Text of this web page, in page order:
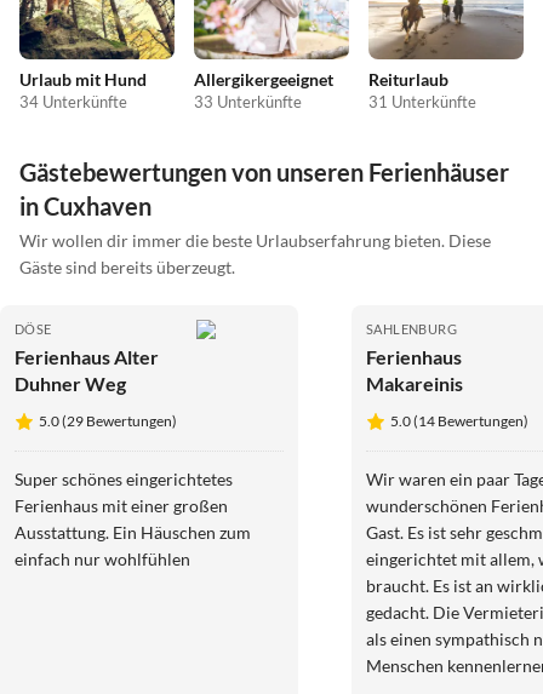
Urlaub mit Hund
34 Unterkünfte
Allergikergeeignet
33 Unterkünfte
Reiturlaub
31 Unterkünfte
Gästebewertungen von unseren Ferienhäuser
in Cuxhaven
Wir wollen dir immer die beste Urlaubserfahrung bieten. Diese
Gäste sind bereits überzeugt.
DÖSE
Ferienhaus Alter
Duhner Weg
5.0 (29 Bewertungen)
Super schönes eingerichtetes
Ferienhaus mit einer großen
Ausstattung. Ein Häuschen zum
einfach nur wohlfühlen
SAHLENBURG
Ferienhaus
Makareinis
5.0 (14 Bewertungen)
Wir waren ein paar
wunderschönen
Gast. Es ist sehr
eingerichtet mit allem,
braucht. Es ist an
gedacht. Die
als einen sympathisch
Menschen